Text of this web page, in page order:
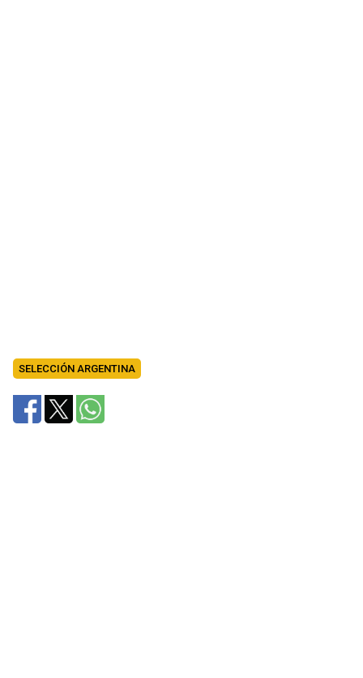
SELECCIÓN ARGENTINA